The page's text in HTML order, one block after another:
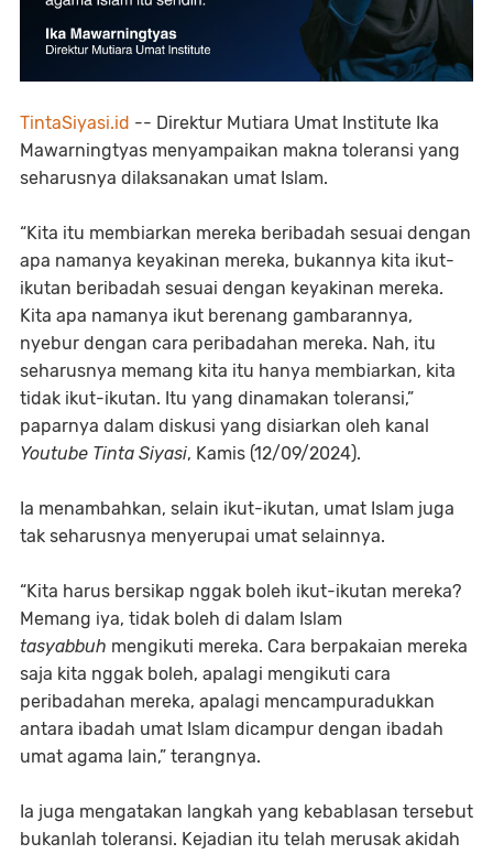
TintaSiyasi.id -- Direktur Mutiara Umat Institute Ika
Mawarningtyas menyampaikan makna toleransi yang
seharusnya dilaksanakan umat Islam.
“Kita itu membiarkan mereka beribadah sesuai dengan
apa namanya keyakinan mereka, bukannya kita ikut-
ikutan beribadah sesuai dengan keyakinan mereka.
Kita apa namanya ikut berenang gambarannya,
nyebur dengan cara peribadahan mereka. Nah, itu
seharusnya memang kita itu hanya membiarkan, kita
tidak ikut-ikutan. Itu yang dinamakan toleransi,”
paparnya dalam diskusi yang disiarkan oleh kanal
Youtube Tinta Siyasi, Kamis (12/09/2024).
Ia menambahkan, selain ikut-ikutan, umat Islam juga
tak seharusnya menyerupai umat selainnya.
“Kita harus bersikap nggak boleh ikut-ikutan mereka?
Memang iya, tidak boleh di dalam Islam
tasyabbuh mengikuti mereka. Cara berpakaian mereka
saja kita nggak boleh, apalagi mengikuti cara
peribadahan mereka, apalagi mencampuradukkan
antara ibadah umat Islam dicampur dengan ibadah
umat agama lain,” terangnya.
Ia juga mengatakan langkah yang kebablasan tersebut
bukanlah toleransi. Kejadian itu telah merusak akidah